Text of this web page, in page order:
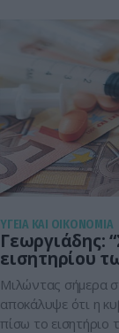
ΥΓΕΙΑ ΚΑΙ ΟΙΚΟΝΟΜΙΑ
Γεωργιάδης:
εισητηρίου
Μιλώντας σήμερα
αποκάλυψε ότι η
πίσω το εισητήριο